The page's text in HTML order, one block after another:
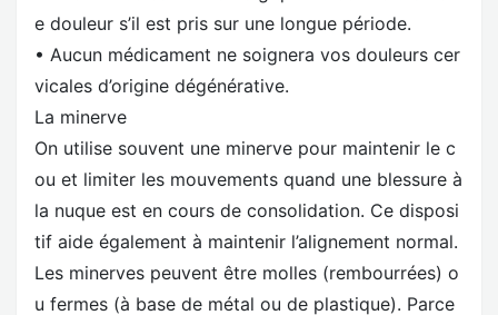
e douleur s’il est pris sur une longue période.
• Aucun médicament ne soignera vos douleurs cer
vicales d’origine dégénérative.
La minerve
On utilise souvent une minerve pour maintenir le c
ou et limiter les mouvements quand une blessure à
la nuque est en cours de consolidation. Ce disposi
tif aide également à maintenir l’alignement normal.
Les minerves peuvent être molles (rembourrées) o
u fermes (à base de métal ou de plastique). Parce